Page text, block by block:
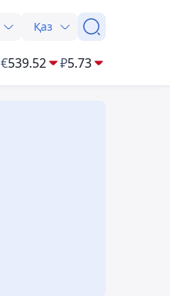
Қаз
€539.52 ₽5.73